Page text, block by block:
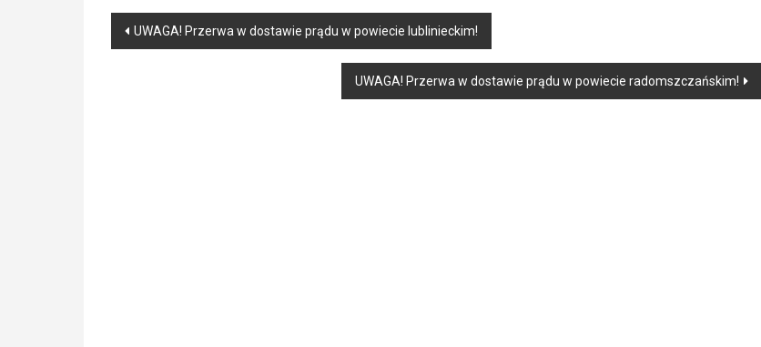
Post
UWAGA! Przerwa w dostawie prądu w powiecie lublinieckim!
UWAGA! Przerwa w dostawie prądu w powiecie radomszczańskim!